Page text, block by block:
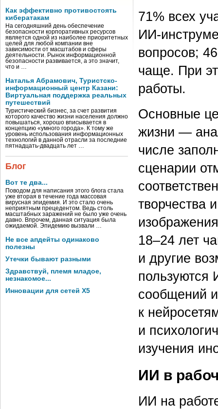
Как эффективно противостоять
кибератакам
На сегодняшний день обеспечение
безопасности корпоративных ресурсов
является одной из наиболее приоритетных
целей для любой компании вне
зависимости от масштабов и сферы
деятельности. Рынок информационной
безопасности развивается, а это значит,
что и …
Наталья Абрамович, Туристско-
информационный центр Казани:
Виртуальная поддержка реальных
путешествий
Туристический бизнес, за счет развития
которого качество жизни населения должно
повышаться, хорошо вписывается в
концепцию «умного города». К тому же
уровень использования информационных
технологий в данной отрасли за последние
пятнадцать-двадцать лет …
Блог
Вот те два...
Поводом для написания этого блога стала
уже вторая в течение года массовая
вирусная эпидемия. И это стало очень
неприятным прецедентом. Ведь столь
масштабных заражений не было уже очень
давно. Впрочем, данная ситуация была
ожидаемой. Эпидемию вызвали …
Не все апдейты одинаково
полезны
Утечки бывают разными
Здравствуй, племя младое,
незнакомое...
Инновации для сетей X5
71% всех
ИИ-
вопросов;
чаще. При
работы.
Основные
жизни —
числе
сценарии
творчества
18–24 лет
и другие
пользуются
сообщений и
к
и
изучения
ИИ в
ИИ на